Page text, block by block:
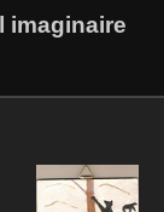
imaginaire